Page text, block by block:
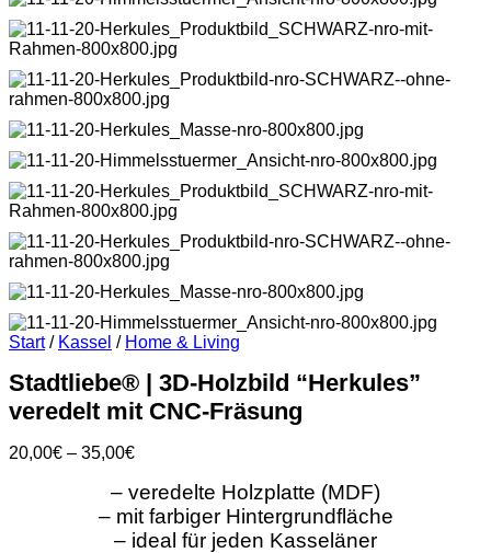
Start / Kassel / Home & Living
Stadtliebe® | 3D-Holzbild “Herkules”
veredelt mit CNC-Fräsung
20,00€ – 35,00€Preisspanne:
bis
35,00€
– veredelte Holzplatte (MDF)
– mit farbiger Hintergrundfläche
– ideal für jeden Kasseläner